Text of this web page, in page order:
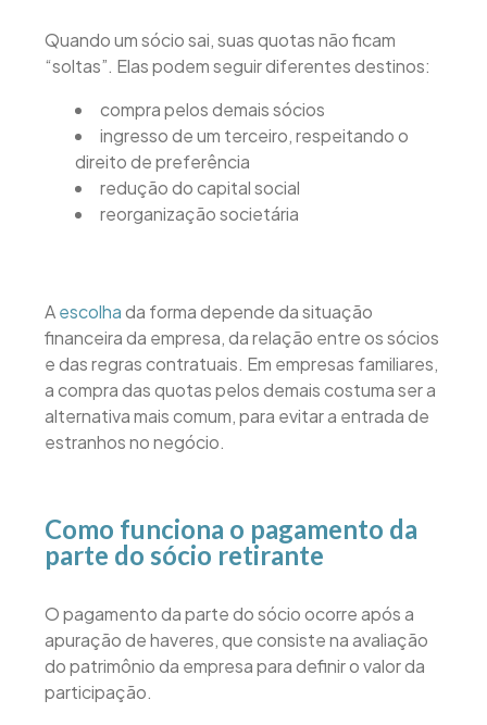
Quando um sócio sai, suas quotas não ficam
“soltas”. Elas podem seguir diferentes destinos:
compra pelos demais sócios
ingresso de um terceiro, respeitando o
direito de preferência
redução do capital social
reorganização societária
Aescolhada forma depende da situação
financeira da empresa, da relação entre os sócios
e das regras contratuais. Em empresas familiares,
a compra das quotas pelos demais costuma ser a
alternativa mais comum, para evitar a entrada de
estranhos no negócio.
Como funciona o pagamento da
parte do sócio retirante
O pagamento da parte do sócio ocorre após a
apuração de haveres, que consiste na avaliação
do patrimônio da empresa para definir o valor da
participação.